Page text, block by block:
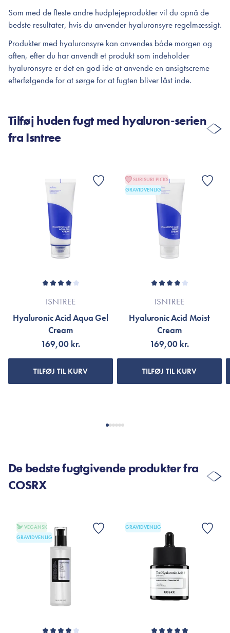
Som med de fleste andre hudplejeprodukter vil du opnå de
bedste resultater, hvis du anvender hyaluronsyre regelmæssigt.
Produkter med hyaluronsyre kan anvendes både morgen og
aften, efter du har anvendt et produkt som indeholder
hyaluronsyre er det en god ide at anvende en ansigtscreme
efterfølgende for at sørge for at fugten bliver låst inde.
Tilføj huden fugt med hyaluron-serien
fra Isntree
ISNTREE
Hyaluronic Acid Aqua Gel
Cream
169,00 kr.
TILFØJ TIL KURV
SURISURI PICKS
GRAVIDVENLIG
ISNTREE
Hyaluronic Acid Moist
Cream
169,00 kr.
TILFØJ TIL KURV
De bedste fugtgivende produkter fra
COSRX
VEGANSK
GRAVIDVENLIG
GRAVIDVENLIG